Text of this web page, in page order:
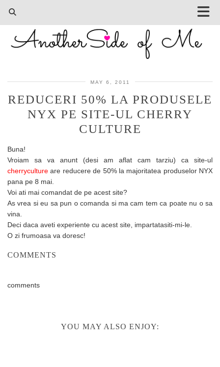
MAY 6, 2011
REDUCERI 50% LA PRODUSELE
NYX PE SITE-UL CHERRY
CULTURE
Buna!
Vroiam sa va anunt (desi am aflat cam tarziu) ca site-ul
cherrycultureare reducere de 50% la majoritatea produselor NYX
pana pe 8 mai.
Voi ati mai comandat de pe acest site?
As vrea si eu sa pun o comanda si ma cam tem ca poate nu o sa
vina.
Deci daca aveti experiente cu acest site, impartatasiti-mi-le.
O zi frumoasa va doresc!
COMMENTS
comments
YOU MAY ALSO ENJOY: